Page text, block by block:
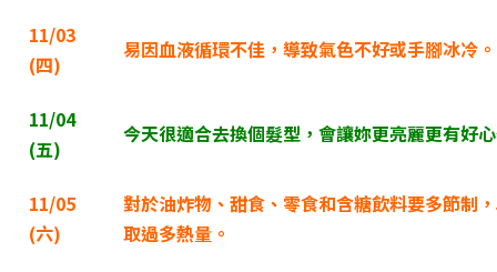
11/03
(四)
易因血液循環不佳，導致氣色不好或手腳冰冷。
11/04
(五)
今天很適合去換個髮型，會讓妳更亮麗更有好
11/05
(六)
對於油炸物、甜食、零食和含糖飲料要多節制
取過多熱量。